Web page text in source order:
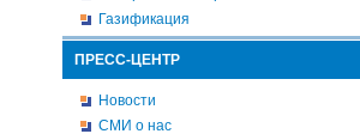
Газификация
ПРЕСС-ЦЕНТР
Новости
СМИ о нас